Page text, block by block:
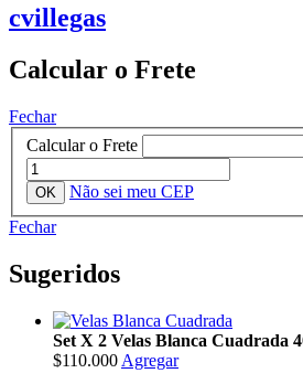
cvillegas
Calcular o Frete
Fechar
Calcular o Frete
Não sei meu CEP
Fechar
Sugeridos
Set X 2 Velas Blanca Cuadrada
$110.000 Agregar